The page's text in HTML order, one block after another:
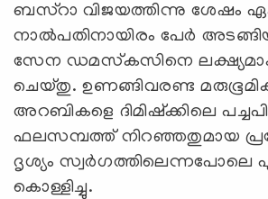
ബസ്‌റാ വിജയത്തിന്നു ശേഷം
നാല്‍പതിനായിരം പേര്‍
സേന ഡമസ്‌കസിനെ
ചെയ്തു. ഉണങ്ങിവരണ്ട
അറബികളെ ദിമിഷ്‌ക്കിലെ
ഫലസമ്പത്ത് നിറഞ്ഞതുമായ
ദൃശ്യം സ്വര്‍ഗത്തിലെന്നപോലെ
കൊള്ളിച്ചു.